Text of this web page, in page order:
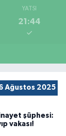
YATSI
21:44
Ağustos 2025
şüphesi:
vakası!